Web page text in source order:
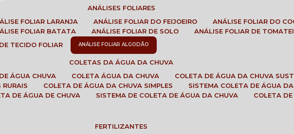
ANÁLISES FOLIARES
FOLIAR LARANJA ANÁLISE FOLIAR DO FEIJOEIRO
ANÁLISE FOLIAR DO
FOLIAR BATATA ANÁLISE FOLIAR DE SOLO
ANÁLISE FOLIAR DE
DE TECIDO FOLIAR ANÁLISE FOLIAR ALGODÃO
COLETAS DA ÁGUA DA CHUVA
DE ÁGUA CHUVA COLETA ÁGUA DA CHUVA
COLETA DE ÁGUA DA CHUVA
RURAIS
COLETA DE ÁGUA DA CHUVA SIMPLES
SISTEMA COLETA DE ÁGUA
DE ÁGUA DE CHUVA SISTEMA DE COLETA DE ÁGUA DA CHUVA COLETA
FERTILIZANTES